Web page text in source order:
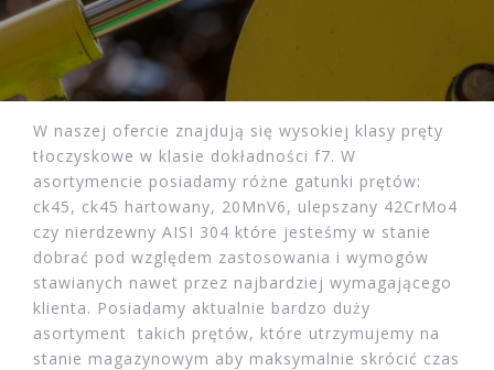
W naszej ofercie znajdują się wysokiej klasy pręty
tłoczyskowe w klasie dokładności f7. W
asortymencie posiadamy różne gatunki prętów:
ck45, ck45 hartowany, 20MnV6, ulepszany 42CrMo4
czy nierdzewny AISI 304 które jesteśmy w stanie
dobrać pod względem zastosowania i wymogów
stawianych nawet przez najbardziej wymagającego
klienta. Posiadamy aktualnie bardzo duży
asortyment takich prętów, które utrzymujemy na
stanie magazynowym aby maksymalnie skrócić czas